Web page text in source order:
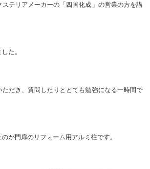
ステリアメーカーの「四国化成」の営業の方を講
た。
ただき、質問したりととても勉強になる一時間で
が門扉のリフォーム用アルミ柱です。